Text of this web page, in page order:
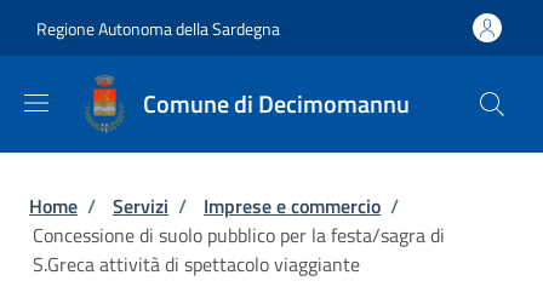
Regione Autonoma della Sardegna
Comune di Decimomannu
Briciole di pane
Home / Servizi / Imprese e commercio /
Concessione di suolo pubblico per la festa/sagra di
S.Greca attività di spettacolo viaggiante